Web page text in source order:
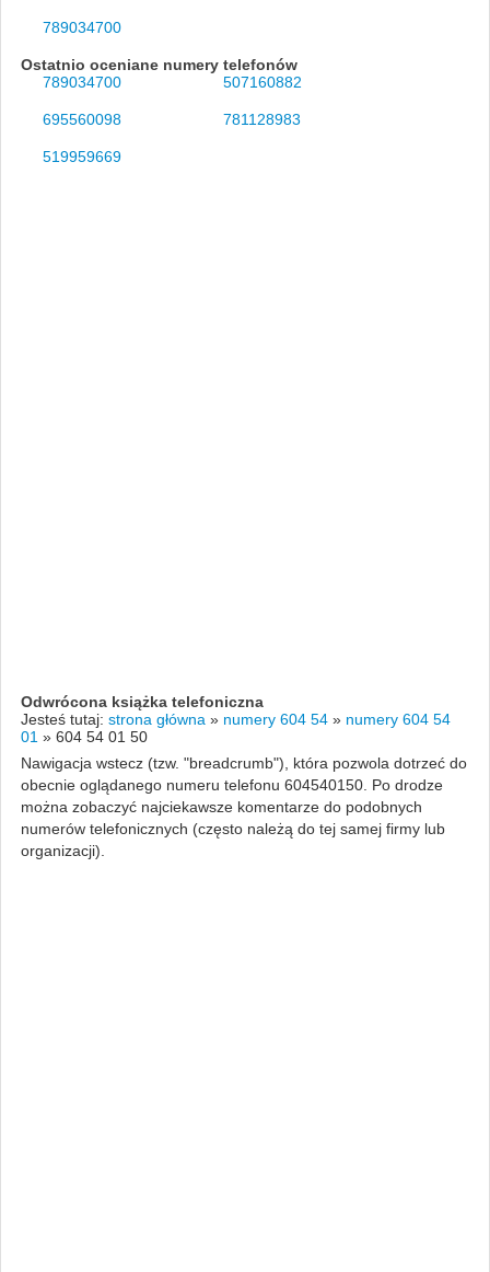
789034700
Ostatnio oceniane numery telefonów
789034700
507160882
695560098 781128983
519959669
Odwrócona książka telefoniczna
Jesteś tutaj: strona główna » numery 604 54 » numery 604 54
01 » 604 54 01 50
Nawigacja wstecz (tzw. "breadcrumb"), która pozwola dotrzeć do
obecnie oglądanego numeru telefonu 604540150. Po drodze
można zobaczyć najciekawsze komentarze do podobnych
numerów telefonicznych (często należą do tej samej firmy lub
organizacji).